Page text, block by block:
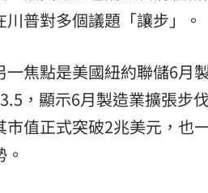
川普對多個議題「讓步」。
一焦點是美國紐約聯儲6月
，顯示6月製造業擴張步
市值正式突破2兆美元，也
。